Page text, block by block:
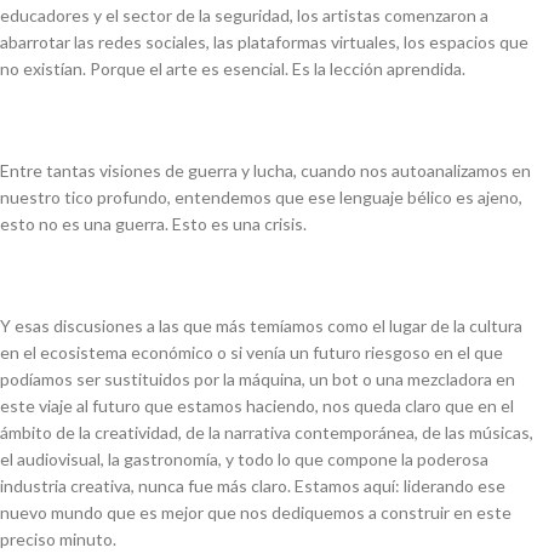
educadores y el sector de la seguridad, los artistas comenzaron a
abarrotar las redes sociales, las plataformas virtuales, los espacios que
no existían. Porque el arte es esencial. Es la lección aprendida.
Entre tantas visiones de guerra y lucha, cuando nos autoanalizamos en
nuestro tico profundo, entendemos que ese lenguaje bélico es ajeno,
esto no es una guerra. Esto es una crisis.
Y esas discusiones a las que más temíamos como el lugar de la cultura
en el ecosistema económico o si venía un futuro riesgoso en el que
podíamos ser sustituidos por la máquina, un bot o una mezcladora en
este viaje al futuro que estamos haciendo, nos queda claro que en el
ámbito de la creatividad, de la narrativa contemporánea, de las músicas,
el audiovisual, la gastronomía, y todo lo que compone la poderosa
industria creativa, nunca fue más claro. Estamos aquí: liderando ese
nuevo mundo que es mejor que nos dediquemos a construir en este
preciso minuto.